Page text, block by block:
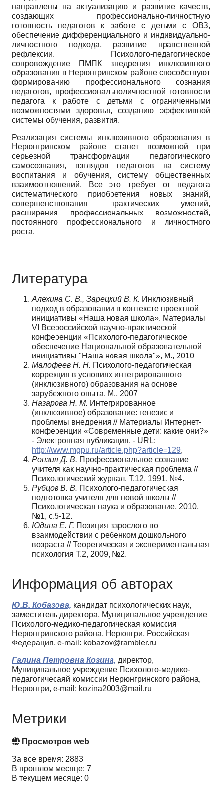
направлены на актуализацию и развитие качеств,
создающих профессионально-личностную
готовность педагогов к работе с детьми с ОВЗ,
обеспечение дифференциального и индивидуально-
личностного подхода, развитие нравственной
рефлексии. Психолого-педагогическое
сопровождение ПМПК внедрения инклюзивного
образования в Нерюнгринском районе способствуют
формированию профессионального сознания
педагогов, профессионально­личностной готовности
педагога к работе с детьми с ограниченными
возможностями здоровья, созданию эффективной
системы обучения, развития.
Реализация системы инклюзивного образования в
Нерюнгринском районе станет возможной при
серьезной трансформации педагогического
самосознания, взглядов педагогов на систему
воспитания и обучения, систему общественных
взаимоотношений. Все это требует от педагога
систематического приобретения новых знаний,
совершенствования практических умений,
расширения профессиональных возможностей,
постоянного профессионального и личностного
роста.
Литература
Алехина С. В., Зарецкий В. К. Инклюзивный
подход в образовании в контексте проектной
инициативы «Наша новая школа». Материалы
VI Всероссийской научно-практической
конференции «Психолого-педагогическое
обеспечение Национальной образовательной
инициативы "Наша новая школа"», М., 2010
Малофеев Н. Н. Психолого-педагогическая
коррекция в условиях интегрированного
(инклюзивного) образования на основе
зарубежного опыта. М., 2007
Назарова Н. М. Интегрированное
(инклюзивное) образование: генезис и
проблемы внедрения // Материалы Интернет-
конференции «Современные дети: какие они?»
- Электронная публикация. - URL:
http://www.mgpu.ru/article.php?article=129,
Ронзин Д. В. Профессиональное сознание
учителя как научно-практическая проблема //
Психологический журнал. Т.12. 1991, №4.
Рубцов В. В. Психолого-педагогическая
подготовка учителя для новой школы //
Психологическая наука и образование, 2010,
№1, с.5-12.
Юдина Е. Г. Позиция взрослого во
взаимодействии с ребенком дошкольного
возраста // Теоретическая и экспериментальная
психология Т.2, 2009, №2.
Информация об авторах
Ю.В. Кобазова, кандидат психологических наук,
заместитель директора, Муниципальное учреждение
Психолого-медико-педагогическая комиссия
Нерюнгринского района, Нерюнгри, Российская
Федерация, e-mail: kobazov@rambler.ru
Галина Петровна Козина, директор,
Муниципальное учреждение Психолого-медико-
педагогичесаяй комиссии Нерюнгринского района,
Нерюнгри, e-mail: kozina2003@mail.ru
Метрики
Просмотров web
За все время: 2883
В прошлом месяце: 7
В текущем месяце: 0